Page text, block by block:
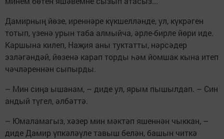
Дамирның йөзе, иреннәре күкшелләнде, ул, күкрәген
тотып, үзенә урын таба алмыйча, әрле-бирле йөри иде.
Каршына килеп, Наҗия аны туктатты, нәрсәдер
эзләгәндәй, йөзенә карап торды һәм йомшак кына итеп
чәчләреннән сыпырды.
– Мин сиңа ышанам, – диде ул, ярым пышылдап. – Син
андый түгел, әлбәттә.
– Юмаламагыз, хәзер мин мәктәп яшеннән чыккан, –
диде Дамир үпкәләүле тавыш белән, башын читкә